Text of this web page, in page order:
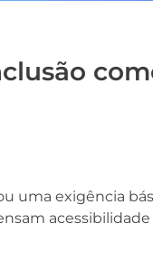
uma exigência
acessibilidade